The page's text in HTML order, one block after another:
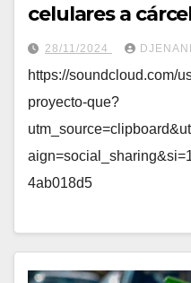
celulares a
28/11/2024
https://soundcloud.com/
proyecto-que?
4ab018d5